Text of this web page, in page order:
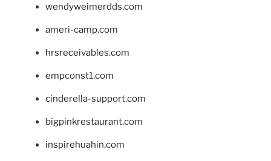
wendyweimerdds.com
ameri-camp.com
hrsreceivables.com
empconst1.com
cinderella-support.com
bigpinkrestaurant.com
inspirehuahin.com